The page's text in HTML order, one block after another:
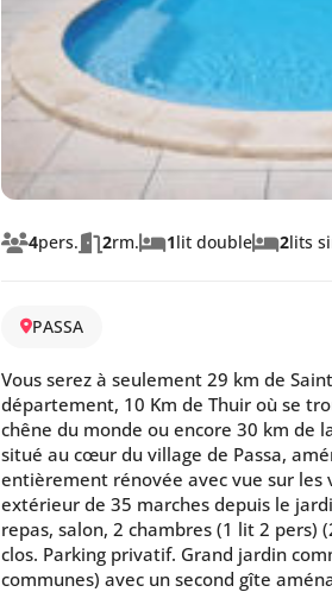
4pers. 2rm. 1lit double 2lits
PASSA
Vous serez à seulement 29 km de
département, 10 Km de Thuir où se
chêne du monde ou encore 30 km de
situé au cœur du village de Passa,
entièrement rénovée avec vue sur les
extérieur de 35 marches depuis le
repas, salon, 2 chambres (1 lit 2 pers)
clos. Parking privatif. Grand jardin
communes) avec un second gîte